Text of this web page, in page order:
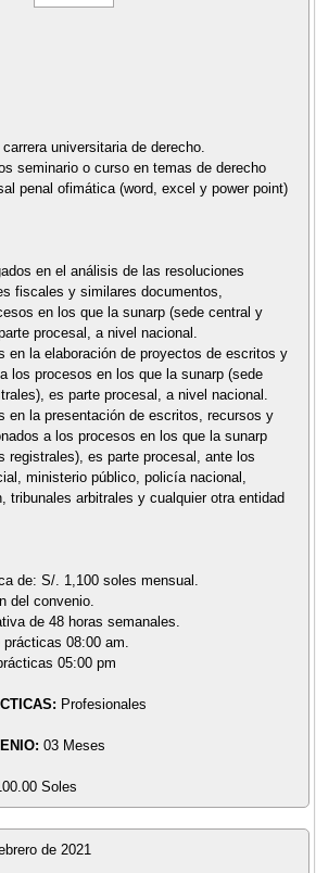
universitaria de derecho.
seminario o curso en temas de derecho
penal ofimática (word, excel y power point)
en el análisis de las resoluciones
fiscales y similares documentos,
en los que la sunarp (sede central y
procesal, a nivel nacional.
en la elaboración de proyectos de escritos y
los procesos en los que la sunarp (sede
es parte procesal, a nivel nacional.
en la presentación de escritos, recursos y
a los procesos en los que la sunarp
registrales), es parte procesal, ante los
ministerio público, policía nacional,
tribunales arbitrales y cualquier otra entidad
de: S/. 1,100 soles mensual.
del convenio.
de 48 horas semanales.
prácticas 08:00 am.
05:00 pm
Profesionales
03 Meses
Soles
de 2021